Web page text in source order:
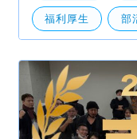
福利厚生 部